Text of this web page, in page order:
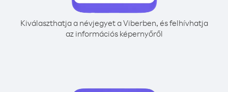
Kiválaszthatja a névjegyet a Viberben, és felhívhatja
az információs képernyőről